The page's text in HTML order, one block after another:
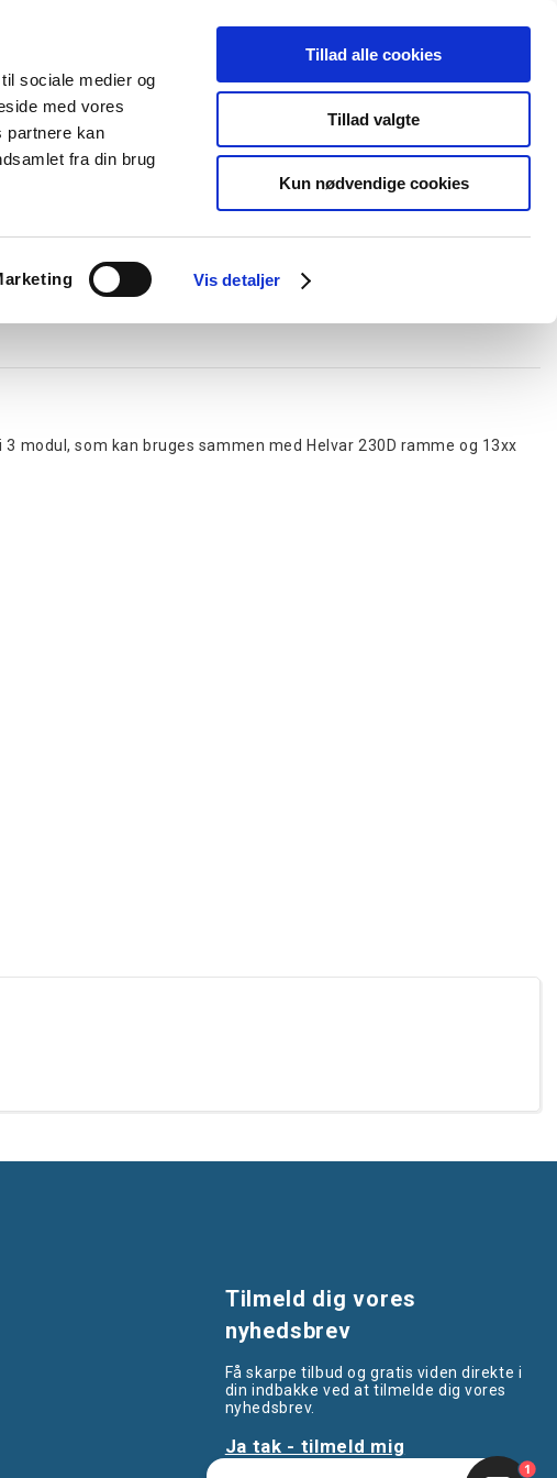
sociale medier og
med vores
partnere kan
fra din brug
Vis detaljer
Tillad alle cookies
Tillad valgte
Kun nødvendige cookies
+45 44 85 90 00
Ny kunde
Ledningskanaler Opmærkning Forgreningsmateriel
3 modul, som kan bruges sammen med Helvar 230D ramme og 13xx
Tilmeld dig vores
nyhedsbrev
Få skarpe tilbud og gratis viden direkte i
din indbakke ved at tilmelde dig vores
nyhedsbrev.
Ja tak - tilmeld mig
1